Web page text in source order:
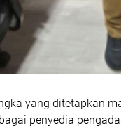
yang ditetapkan
penyedia